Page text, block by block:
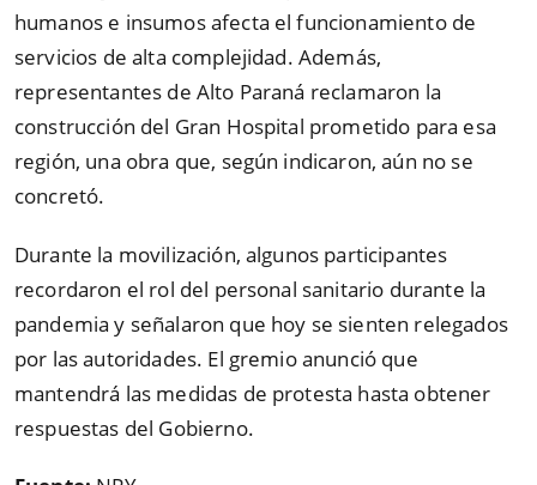
humanos e insumos afecta el funcionamiento de
servicios de alta complejidad. Además,
representantes de Alto Paraná reclamaron la
construcción del Gran Hospital prometido para esa
región, una obra que, según indicaron, aún no se
concretó.
Durante la movilización, algunos participantes
recordaron el rol del personal sanitario durante la
pandemia y señalaron que hoy se sienten relegados
por las autoridades. El gremio anunció que
mantendrá las medidas de protesta hasta obtener
respuestas del Gobierno.